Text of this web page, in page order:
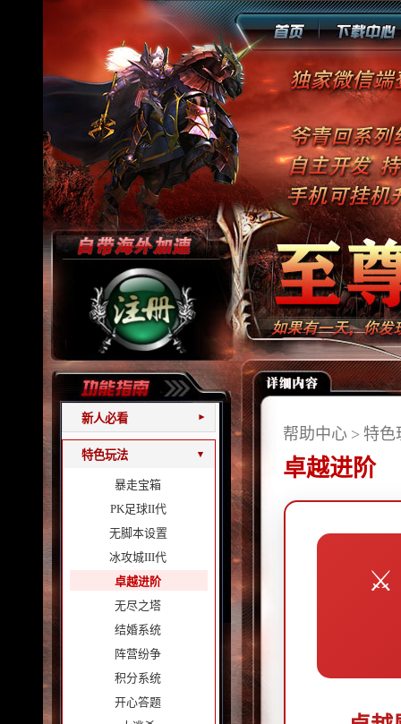
新人必看 ▾
特色玩法 ▾
暴走宝箱
PK足球II代
无脚本设置
冰攻城III代
卓越进阶
无尽之塔
结婚系统
阵营纷争
积分系统
开心答题
帮助中心 > 特色
卓越进阶
⚔️